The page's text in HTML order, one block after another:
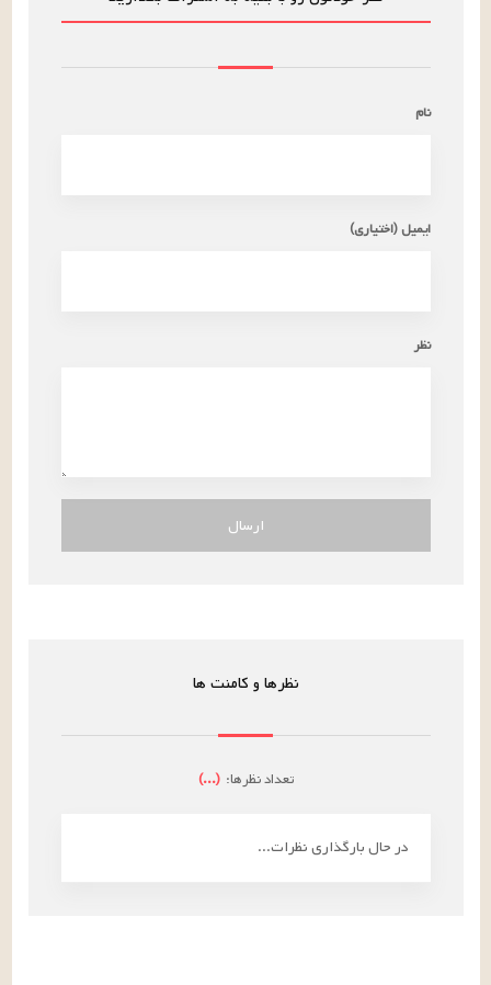
نام
ایمیل (اختیاری)
نظر
ارسال
نظرها و کامنت ها
تعداد نظرها: (
...
)
در حال بارگذاری نظرات...